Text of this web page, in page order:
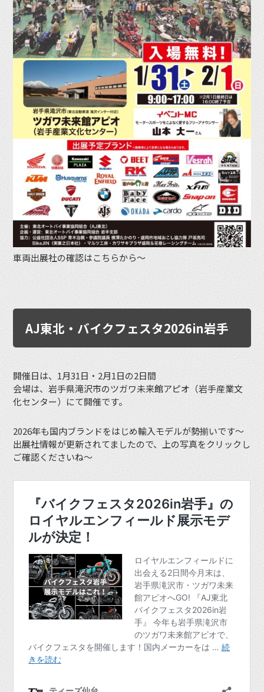
車両出展社の確認はこちらから〜
AJ東北・バイクフェスタ2026in岩手
開催日は、1月31日・2月1日の2日間
会場は、岩手県滝沢市のツガワ未来館アピオ（岩手産業文
化センター）にて開催です。
2026年も国内ブランドをはじめ輸入モデルが勢揃いです〜
出展社情報が更新されてましたので、上の写真をクリックし
ご確認くださいね〜